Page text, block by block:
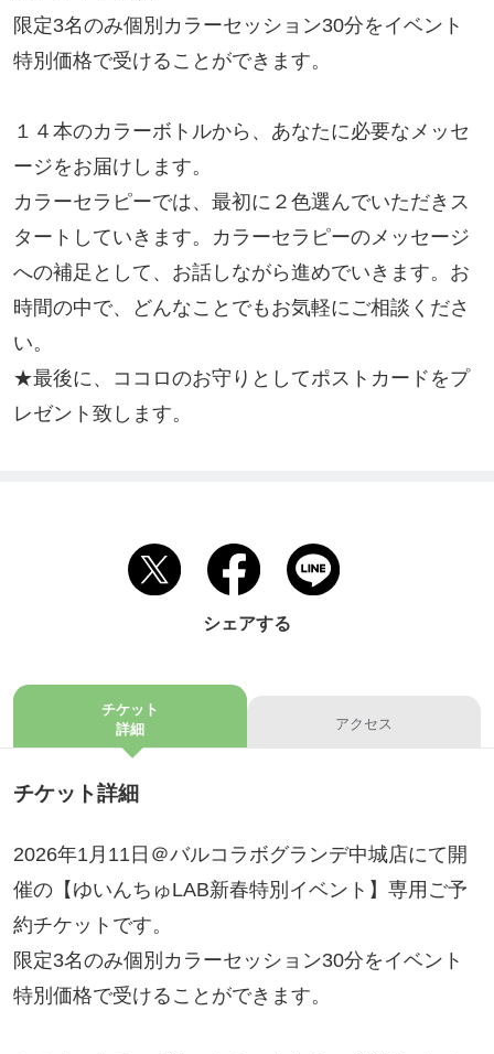
限定3名のみ個別カラーセッション30分をイベント
特別価格で受けることができます。
１４本のカラーボトルから、あなたに必要なメッセ
ージをお届けします。
カラーセラピーでは、最初に２色選んでいただきス
タートしていきます。カラーセラピーのメッセージ
への補足として、お話しながら進めでいきます。お
時間の中で、どんなことでもお気軽にご相談くださ
い。
★最後に、ココロのお守りとしてポストカードをプ
レゼント致します。
シェアする
チケット
詳細
アクセス
チケット詳細
2026年1月11日＠バルコラボグランデ中城店にて開
催の【ゆいんちゅLAB新春特別イベント】専用ご予
約チケットです。
限定3名のみ個別カラーセッション30分をイベント
特別価格で受けることができます。